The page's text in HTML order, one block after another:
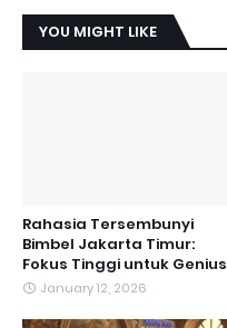
YOU MIGHT LIKE
Rahasia Tersembunyi
Bimbel Jakarta Timur:
Fokus Tinggi untuk Genius
January 12, 2026